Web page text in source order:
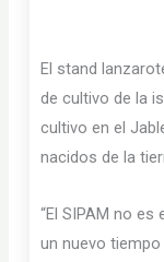
El stand
de cultivo de la
cultivo en el
nacidos de la
“El SIPAM no
un nuevo